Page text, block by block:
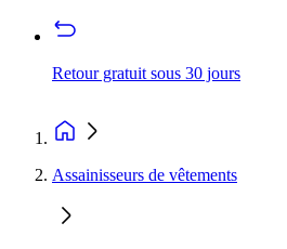
Retour gratuit sous 30 jours
Assainisseurs de vêtements